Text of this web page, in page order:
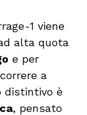
1 viene
alta quota
e per
a
distintivo è
, pensato